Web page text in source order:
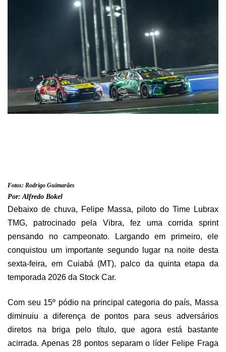
Fotos: Rodrigo Guimarães
Por: Alfredo Bokel
Debaixo de chuva, Felipe Massa, piloto do Time Lubrax
TMG, patrocinado pela Vibra, fez uma corrida sprint
pensando no campeonato. Largando em primeiro, ele
conquistou um importante segundo lugar na noite desta
sexta-feira, em Cuiabá (MT), palco da quinta etapa da
temporada 2026 da Stock Car.
Com seu 15º pódio na principal categoria do país, Massa
diminuiu a diferença de pontos para seus adversários
diretos na briga pelo título, que agora está bastante
acirrada. Apenas 28 pontos separam o líder Felipe Fraga